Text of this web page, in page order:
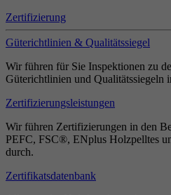
Zertifizierung
Güterichtlinien & Qualitätssiegel
Wir führen für Sie Inspektionen zu
Güterichtlinien und Qualitätssiegeln
Zertifizierungsleistungen
Wir führen Zertifizierungen in den
PEFC, FSC®, ENplus Holzpelltes
durch.
Zertifikatsdatenbank